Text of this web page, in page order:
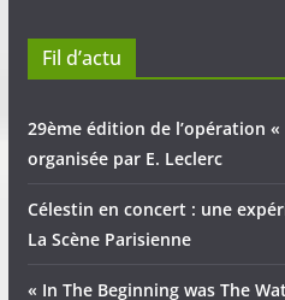
Fil d’actu
29ème édition de l’opération
organisée par E. Leclerc
Célestin en concert : une
La Scène Parisienne
« In The Beginning was The